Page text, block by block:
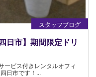
スタッフブログ
日市】期間限定ドリ
ービス付きレンタルオフィ
日市です！...